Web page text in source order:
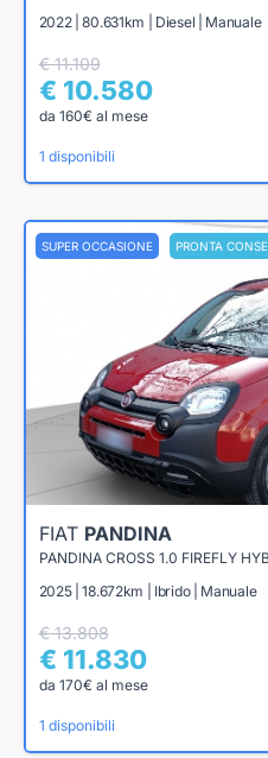
2022 | 80.631km | Diesel | Manuale
€ 11.109
€ 10.580
da 160€ al mese
1 disponibili
SUPER OCCASIONE PRONTA
FIAT PANDINA
PANDINA CROSS 1.0 FIREFLY
2025 | 18.672km | Ibrido | Manuale
€ 13.808
€ 11.830
da 170€ al mese
1 disponibili